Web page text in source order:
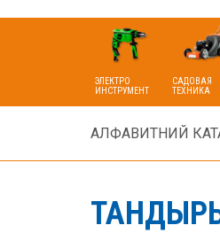
ЭЛЕКТРО
ИНСТРУМЕНТ
САДОВАЯ
ТЕХНИКА
АЛФАВИТНИЙ